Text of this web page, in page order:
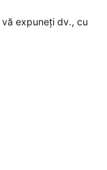
expuneți dv., cu